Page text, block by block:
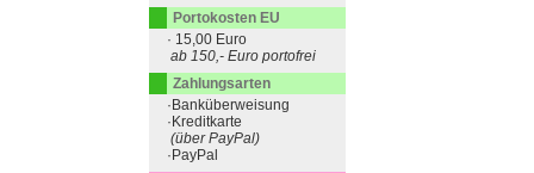
Portokosten EU
· 15,00 Euro
ab 150,- Euro portofrei
Zahlungsarten
·Banküberweisung
·Kreditkarte
(über PayPal)
·PayPal